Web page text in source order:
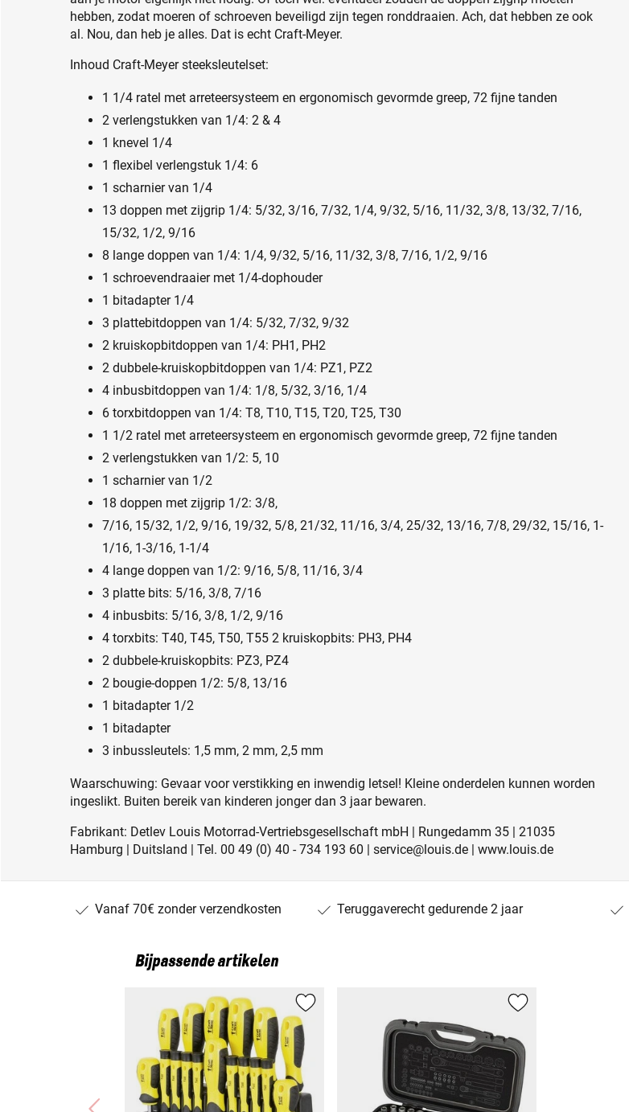
hebben, zodat moeren of schroeven beveiligd zijn tegen ronddraaien. Ach, dat hebben ze ook
al. Nou, dan heb je alles. Dat is echt Craft-Meyer.
Inhoud Craft-Meyer steeksleutelset:
1 1/4 ratel met arreteersysteem en ergonomisch gevormde greep, 72 fijne tanden
2 verlengstukken van 1/4: 2 & 4
1 knevel 1/4
1 flexibel verlengstuk 1/4: 6
1 scharnier van 1/4
13 doppen met zijgrip 1/4: 5/32, 3/16, 7/32, 1/4, 9/32, 5/16, 11/32, 3/8, 13/32, 7/16,
15/32, 1/2, 9/16
8 lange doppen van 1/4: 1/4, 9/32, 5/16, 11/32, 3/8, 7/16, 1/2, 9/16
1 schroevendraaier met 1/4-dophouder
1 bitadapter 1/4
3 plattebitdoppen van 1/4: 5/32, 7/32, 9/32
2 kruiskopbitdoppen van 1/4: PH1, PH2
2 dubbele-kruiskopbitdoppen van 1/4: PZ1, PZ2
4 inbusbitdoppen van 1/4: 1/8, 5/32, 3/16, 1/4
6 torxbitdoppen van 1/4: T8, T10, T15, T20, T25, T30
1 1/2 ratel met arreteersysteem en ergonomisch gevormde greep, 72 fijne tanden
2 verlengstukken van 1/2: 5, 10
1 scharnier van 1/2
18 doppen met zijgrip 1/2: 3/8,
7/16, 15/32, 1/2, 9/16, 19/32, 5/8, 21/32, 11/16, 3/4, 25/32, 13/16, 7/8, 29/32, 15/16, 1-
1/16, 1-3/16, 1-1/4
4 lange doppen van 1/2: 9/16, 5/8, 11/16, 3/4
3 platte bits: 5/16, 3/8, 7/16
4 inbusbits: 5/16, 3/8, 1/2, 9/16
4 torxbits: T40, T45, T50, T55 2 kruiskopbits: PH3, PH4
2 dubbele-kruiskopbits: PZ3, PZ4
2 bougie-doppen 1/2: 5/8, 13/16
1 bitadapter 1/2
1 bitadapter
3 inbussleutels: 1,5 mm, 2 mm, 2,5 mm
Waarschuwing: Gevaar voor verstikking en inwendig letsel! Kleine onderdelen kunnen worden
ingeslikt. Buiten bereik van kinderen jonger dan 3 jaar bewaren.
Fabrikant: Detlev Louis Motorrad-Vertriebsgesellschaft mbH | Rungedamm 35 | 21035
Hamburg | Duitsland | Tel. 00 49 (0) 40 - 734 193 60 | service@louis.de | www.louis.de
Vanaf 70€ zonder verzendkosten Teruggaverecht gedurende 2 jaar
Bijpassende artikelen